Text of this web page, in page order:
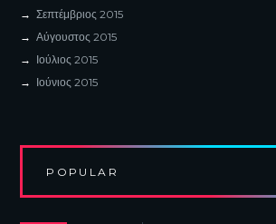
Σεπτέμβριος2015
Αύγουστος2015
Ιούλιος2015
Ιούνιος2015
POPULAR